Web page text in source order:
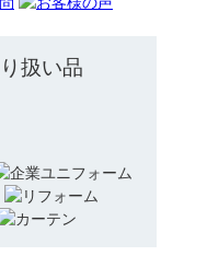
扱い品